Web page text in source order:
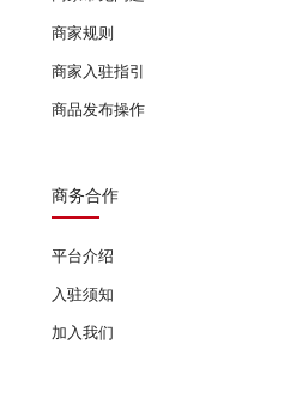
商家规则
商家入驻指引
商品发布操作
商务合作
平台介绍
入驻须知
加入我们